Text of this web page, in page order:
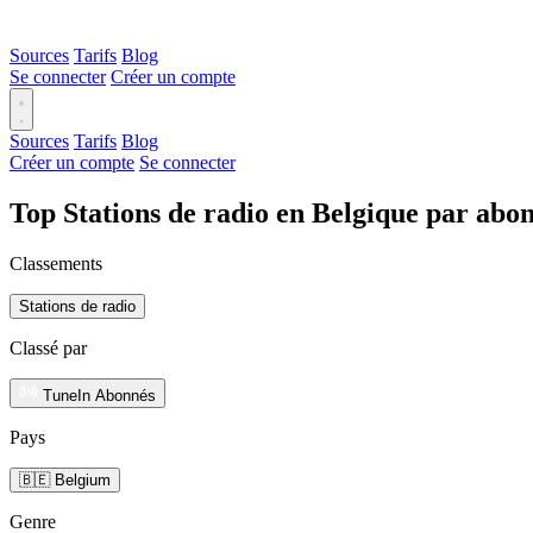
Sources Tarifs Blog
Se connecter Créer un compte
Sources Tarifs Blog
Créer un compte Se connecter
Top Stations de radio en Belgique par
Classements
Stations de radio
Classé par
TuneIn Abonnés
Pays
🇧🇪 Belgium
Genre